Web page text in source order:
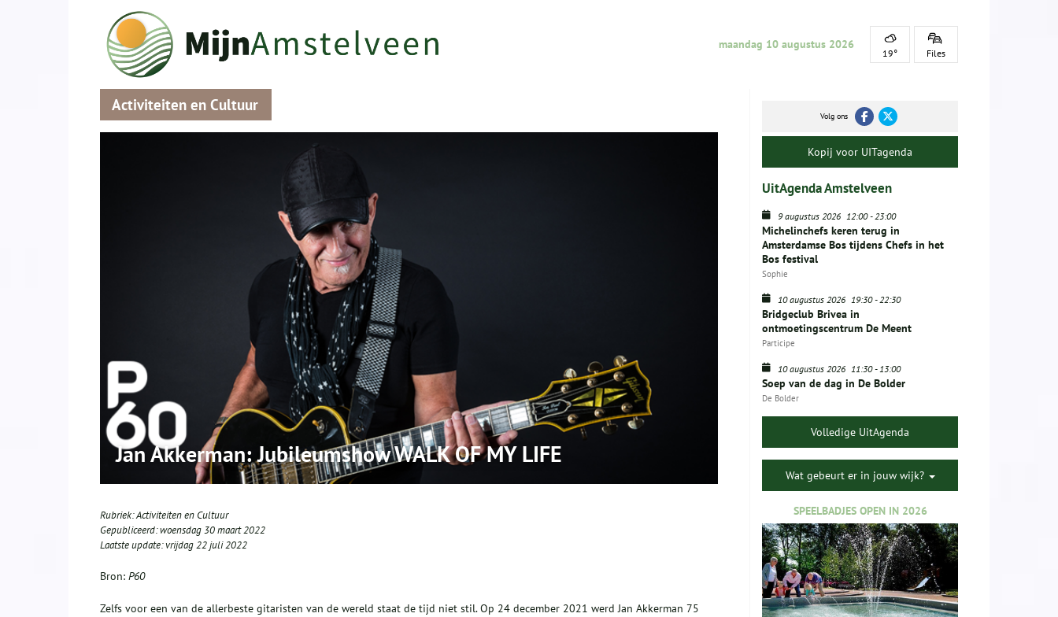
maandag 10 augustus 2026
19° Files
Activiteiten en Cultuur
Jan Akkerman: Jubileumshow WALK OF MY LIFE
Rubriek:Activiteiten en Cultuur
Gepubliceerd:woensdag 30 maart 2022
Laatste update:vrijdag 22 juli 2022
Bron: P60
Zelfs voor een van de allerbeste gitaristen van de wereld staat de tijd niet stil. Op 24 december 2021 werd Jan Akkerman 75
Volg ons
Kopij voor UITagenda
UitAgenda Amstelveen
9 augustus 2026 12:00-23:00
Michelinchefs keren terug in
Amsterdamse Bos tijdens Chefs in het
Bos festival
Sophie
10 augustus 2026 19:30-22:30
Bridgeclub Brivea in
ontmoetingscentrum De Meent
Participe
10 augustus 2026 11:30-13:00
Soep van de dag in De Bolder
De Bolder
Volledige UitAgenda
Wat gebeurt er in jouw wijk?
SPEELBADJES OPEN IN 2026